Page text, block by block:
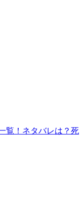
覧！ネタバレは？死